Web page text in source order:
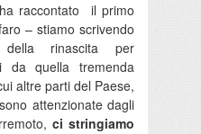
raccontato il primo
– stiamo scrivendo
rinascita per
da quella tremenda
altre parti del Paese,
attenzionate dagli
ci stringiamo